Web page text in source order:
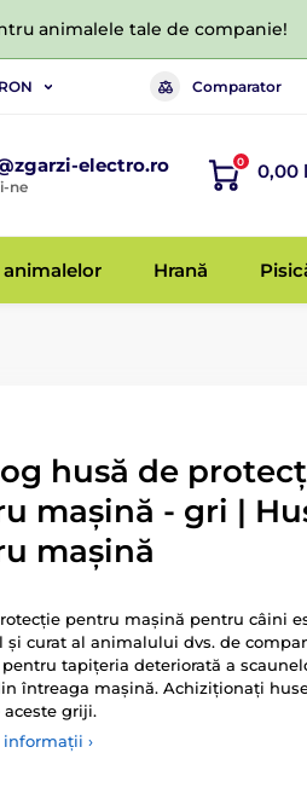
animalele tale de companie!
RON Comparator
electro.ro
ne
0 0,00
animalelor Hrană
husă de
mașină - gri |
mașină
pentru mașină pentru câini
și curat al animalului dvs. de
tapițeria deteriorată a
întreaga mașină. Achiziționați
griji.
›